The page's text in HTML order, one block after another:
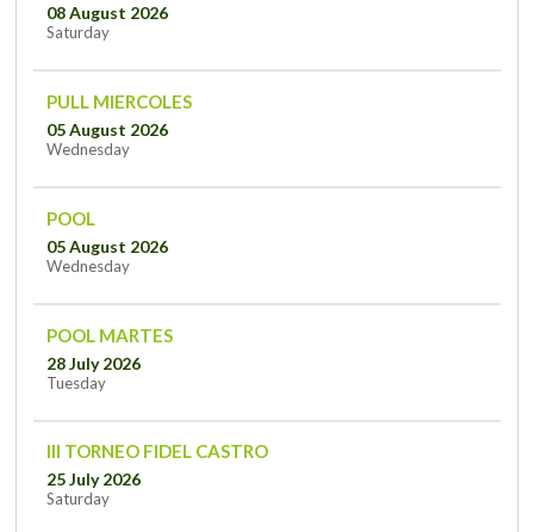
08 August 2026
Saturday
PULL MIERCOLES
05 August 2026
Wednesday
POOL
05 August 2026
Wednesday
POOL MARTES
28 July 2026
Tuesday
III TORNEO FIDEL CASTRO
25 July 2026
Saturday